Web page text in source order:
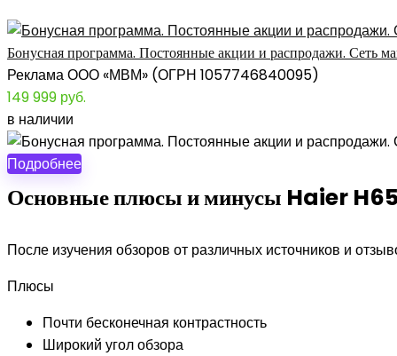
Бонусная программа. Постоянные акции и распродажи. Сеть
Реклама ООО «МВМ» (ОГРН 1057746840095)
149 999 руб.
в наличии
Подробнее
Основные плюсы и минусы Haier
После изучения обзоров от различных источников и
Плюсы
Почти бесконечная контрастность
Широкий угол обзора